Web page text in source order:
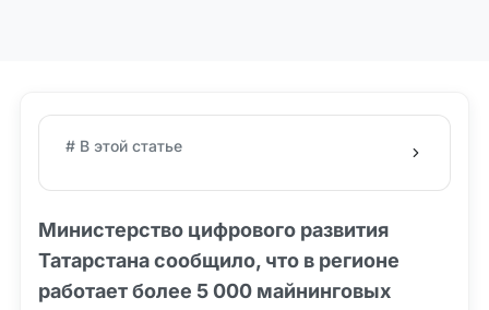
# В этой статье
Министерство цифрового развития
Татарстана сообщило, что в регионе
работает более 5 000 майнинговых